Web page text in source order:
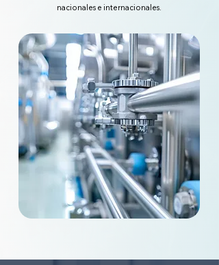
nacionales e internacionales.